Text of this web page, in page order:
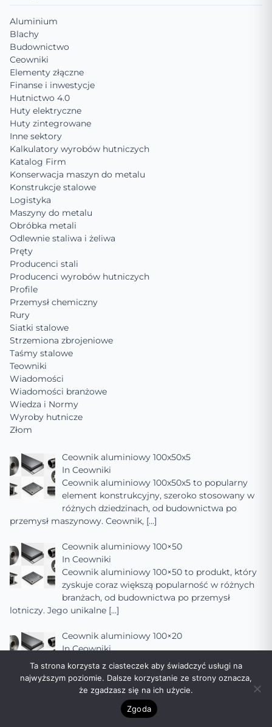
Aluminium
Blachy
Budownictwo
Ceowniki
Elementy złączne
Finanse i inwestycje
Hutnictwo 4.0
Huty elektryczne
Huty zintegrowane
Inne sektory
Kalkulatory wyrobów hutniczych
Katalog Firm
Konserwacja maszyn do metalu
Konstrukcje stalowe
Logistyka
Maszyny do metalu
Obróbka metali
Odlewnie staliwa i żeliwa
Pręty
Producenci stali
Producenci wyrobów hutniczych
Profile
Przemysł chemiczny
Rury
Siatki stalowe
Strzemiona zbrojeniowe
Taśmy stalowe
Teowniki
Wiadomości
Wiadomości branżowe
Wiedza i Normy
Wyroby hutnicze
Złom
Ceownik aluminiowy 100x50x5
In Ceowniki
Ceownik aluminiowy 100x50x5 to popularny
element konstrukcyjny, szeroko stosowany w
różnych dziedzinach, od budownictwa po
przemysł maszynowy. Ceownik, […]
Ceownik aluminiowy 100×50
In Ceowniki
Ceownik aluminiowy 100×50 to produkt, który
zyskuje coraz większą popularność w różnych
branżach, od budownictwa po przemysł
lotniczy. Jego unikalne […]
Ceownik aluminiowy 100×20
InCeowniki
Ceownik aluminiowy 100×20 to popularny
produkt w branży budowlanej i przemysłowej,
wykorzystywany do różnych zastosowań.
Ta strona korzysta z ciasteczek aby świadczyć usługi na
najwyższym poziomie. Dalsze korzystanie ze strony oznacza,
że zgadzasz się na ich użycie.
Zgoda